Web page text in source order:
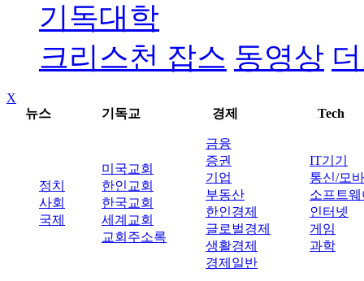
기독대학
크리스천 잡스 동영상
X
뉴스
기독교 경제 Tech
정치
사회
국제
미국교회
한인교회
한국교회
세계교회
교회주소록
금융
증권
기업
부동산
한인경제
글로벌경제
생활경제
경제일반
IT기기
통신/모
소프트웨
인터넷
게임
과학